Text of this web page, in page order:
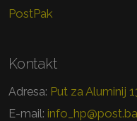
PostPak
Kontakt
Adresa: Put za Aluminij
E-mail: info_hp@post.ba